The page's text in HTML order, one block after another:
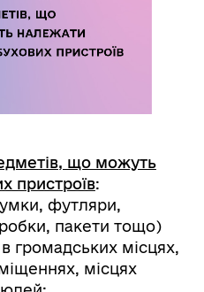
що можуть
пристроїв:
футляри,
пакети тощо)
громадських місцях,
місцях